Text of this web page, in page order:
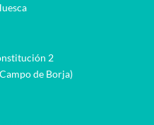
2
de Borja)